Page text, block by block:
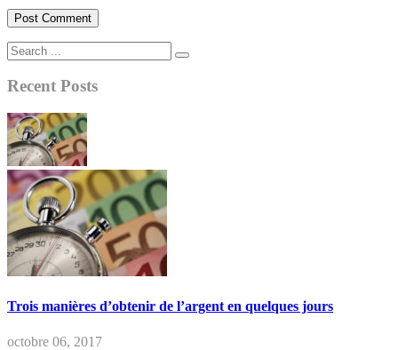
Recent Posts
Trois manières d’obtenir de l’argent en quelques jours
octobre 06, 2017